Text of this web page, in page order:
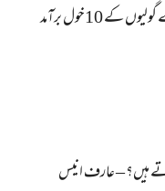
10خول برآمد
ہیں؟ – عارف انیس